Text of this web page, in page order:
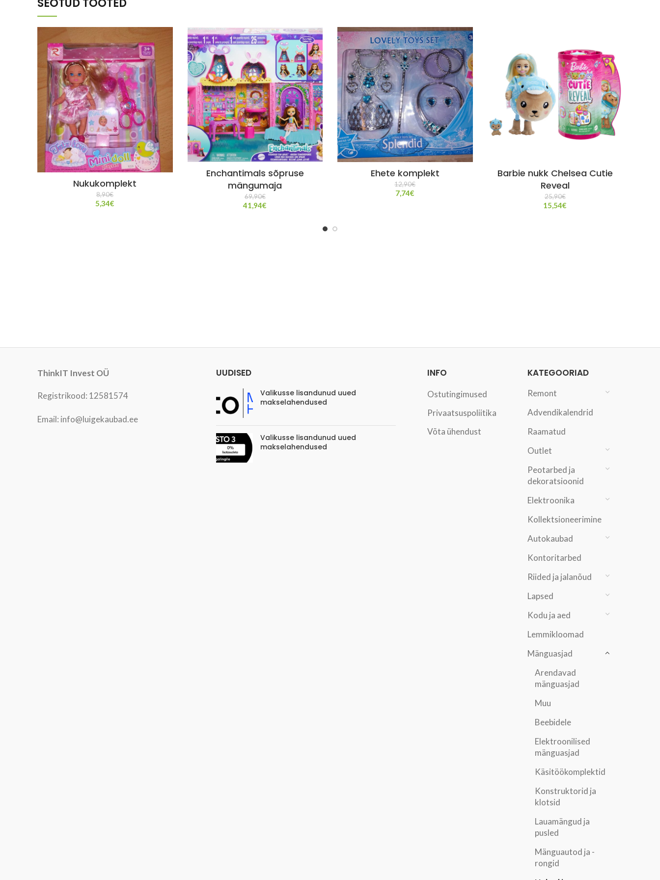
SEOTUD TOOTED
Nukukomplekt
8,90€
5,34€
Enchantimals sõpruse
mängumaja
69,90€
41,94€
Ehete komplekt
12,90€
7,74€
Barbie nukk Chelsea Cutie
Reveal
25,90€
15,54€
ThinkIT Invest OÜ
Registrikood: 12581574
Email: info@luigekaubad.ee
UUDISED
Valikusse lisandunud uued
makselahendused
Valikusse lisandunud uued
makselahendused
INFO
Ostutingimused
Privaatsuspoliitika
Võta ühendust
KATEGOORIAD
Remont
Advendikalendrid
Raamatud
Outlet
Peotarbed ja
dekoratsioonid
Elektroonika
Kollektsioneerimine
Autokaubad
Kontoritarbed
Riided ja jalanõud
Lapsed
Kodu ja aed
Lemmikloomad
Mänguasjad
Arendavad
mänguasjad
Muu
Beebidele
Elektroonilised
mänguasjad
Käsitöökomplektid
Konstruktorid ja
klotsid
Lauamängud ja
pusled
Mänguautod ja -
rongid